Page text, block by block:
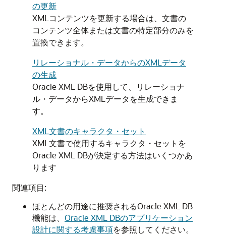
の更新
XMLコンテンツを更新する場合は、文書の
コンテンツ全体または文書の特定部分のみを
置換できます。
リレーショナル・データからのXMLデータ
の生成
Oracle XML DBを使用して、リレーショナ
ル・データからXMLデータを生成できま
す。
XML文書のキャラクタ・セット
XML文書で使用するキャラクタ・セットを
Oracle XML DBが決定する方法はいくつかあ
ります
関連項目:
ほとんどの用途に推奨されるOracle XML DB
機能は、 Oracle XML DBのアプリケーション
設計に関する考慮事項を参照してください。